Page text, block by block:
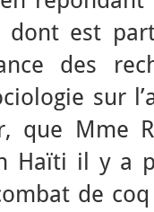
est
des
sur
que Mme
Haïti il y a
de